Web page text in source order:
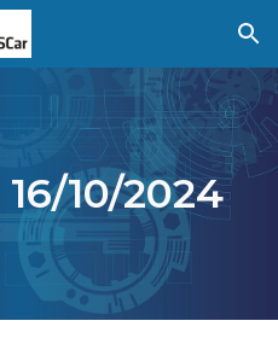
Skip to navigation
16/10/2024